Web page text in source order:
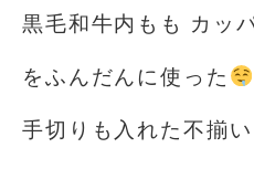
黒毛和牛内もも カッ
をふんだんに使った
手切りも入れた不揃